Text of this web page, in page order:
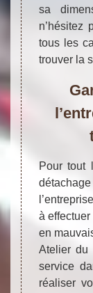
sa
n’hésitez
tous les
trouver la
Pour tout
à
en
Atelier du
service
réaliser